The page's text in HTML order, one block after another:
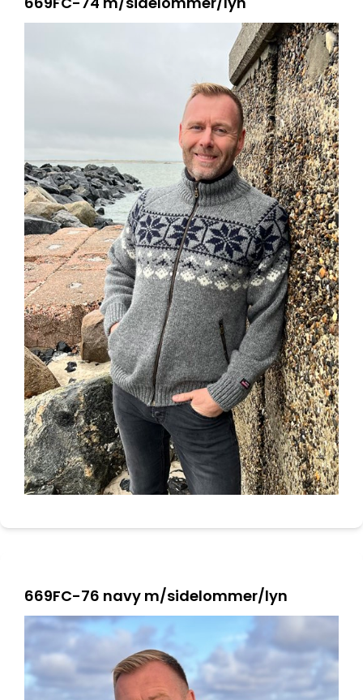
669FC-76 navy m/sidelommer/lyn